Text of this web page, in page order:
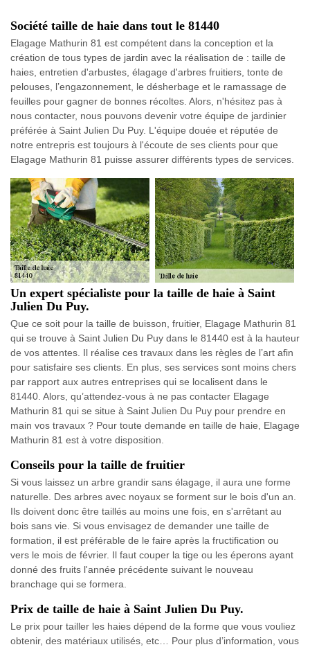
Société taille de haie dans tout le 81440
Elagage Mathurin 81 est compétent dans la conception et la
création de tous types de jardin avec la réalisation de : taille de
haies, entretien d'arbustes, élagage d'arbres fruitiers, tonte de
pelouses, l’engazonnement, le désherbage et le ramassage de
feuilles pour gagner de bonnes récoltes. Alors, n'hésitez pas à
nous contacter, nous pouvons devenir votre équipe de jardinier
préférée à Saint Julien Du Puy. L'équipe douée et réputée de
notre entrepris est toujours à l'écoute de ses clients pour que
Elagage Mathurin 81 puisse assurer différents types de services.
Un expert spécialiste pour la taille de haie à Saint
Julien Du Puy.
Que ce soit pour la taille de buisson, fruitier, Elagage Mathurin 81
qui se trouve à Saint Julien Du Puy dans le 81440 est à la hauteur
de vos attentes. Il réalise ces travaux dans les règles de l’art afin
pour satisfaire ses clients. En plus, ses services sont moins chers
par rapport aux autres entreprises qui se localisent dans le
81440. Alors, qu’attendez-vous à ne pas contacter Elagage
Mathurin 81 qui se situe à Saint Julien Du Puy pour prendre en
main vos travaux ? Pour toute demande en taille de haie, Elagage
Mathurin 81 est à votre disposition.
Conseils pour la taille de fruitier
Si vous laissez un arbre grandir sans élagage, il aura une forme
naturelle. Des arbres avec noyaux se forment sur le bois d'un an.
Ils doivent donc être taillés au moins une fois, en s'arrêtant au
bois sans vie. Si vous envisagez de demander une taille de
formation, il est préférable de le faire après la fructification ou
vers le mois de février. Il faut couper la tige ou les éperons ayant
donné des fruits l'année précédente suivant le nouveau
branchage qui se formera.
Prix de taille de haie à Saint Julien Du Puy.
Le prix pour tailler les haies dépend de la forme que vous vouliez
obtenir, des matériaux utilisés, etc… Pour plus d’information, vous